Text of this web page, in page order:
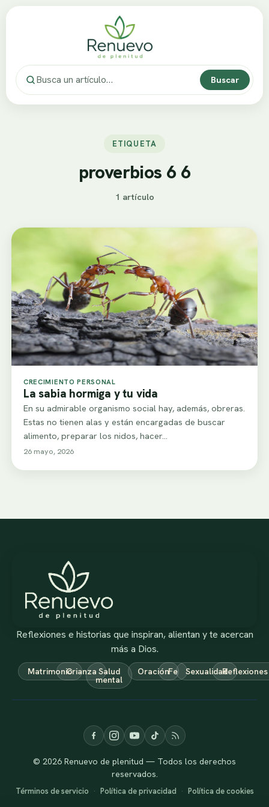
Buscar
ETIQUETA
proverbios 6 6
1 artículo
CRECIMIENTO PERSONAL
La sabia hormiga y tu vida
En su admirable organismo social hay, además, obreras.
Estas no tienen alas y están encargadas de buscar
alimento, preparar los nidos, hacer…
26 mayo, 2026
Reflexiones e historias que inspiran, alientan y te acercan
más a Dios.
MatrimonioCrianza Salud
mental
OraciónFe SexualidadReflexiones
© 2026 Renuevo de plenitud — Todos los derechos
reservados.
Términos de servicio · Política de privacidad · Política de cookies